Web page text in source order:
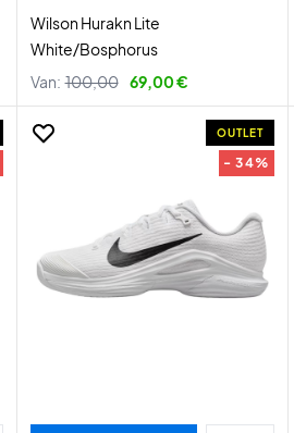
Wilson Hurakn Lite
White/Bosphorus
Van: 100,00 69,00 €
OUTLET
- 34%